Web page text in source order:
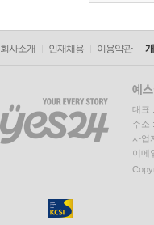
회사소개 인재채용 이용약관
대표
주소
사업
이메